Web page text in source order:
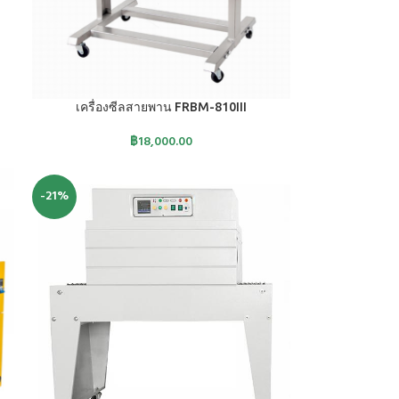
หยิบใส่ตะกร้าเครื่องซีลสายพาน FRBM-810III
฿18,000.00
-21%